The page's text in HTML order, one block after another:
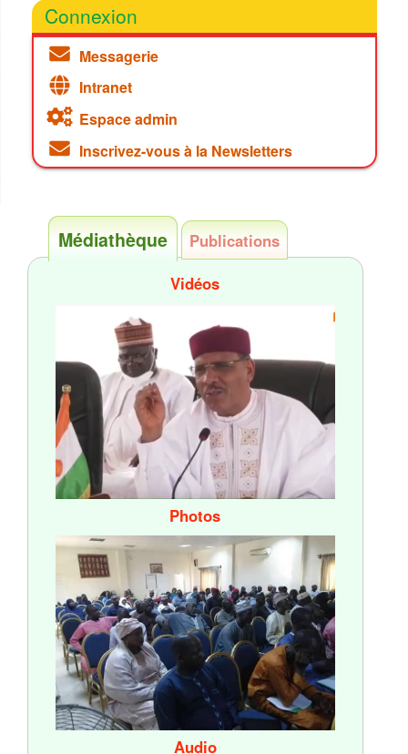
Connexion
Messagerie
Intranet
Espace admin
Inscrivez-vous à la Newsletters
Médiathèque
Publications
Vidéos
Photos
Audio